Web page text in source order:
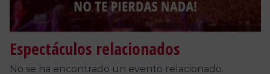
Espectáculos relacionados
No se ha encontrado un evento relacionado.